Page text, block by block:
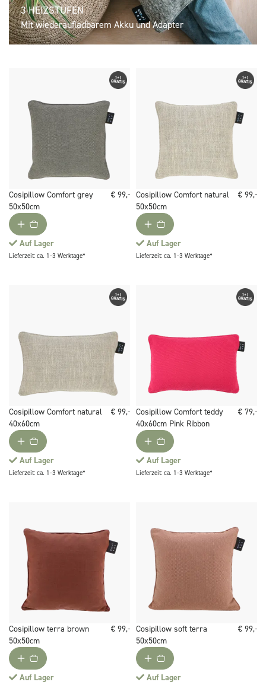
3 HEIZSTUFEN
Mit wiederaufladbarem Akku und Adapter
Cosipillow Comfort grey
50x50cm
€ 99,-
Auf Lager
Lieferzeit: ca. 1-3 Werktage*
Cosipillow Comfort natural
50x50cm
€ 99,-
Auf Lager
Lieferzeit: ca. 1-3 Werktage*
Cosipillow Comfort natural
40x60cm
€ 99,-
Auf Lager
Lieferzeit: ca. 1-3 Werktage*
Cosipillow Comfort teddy
40x60cm Pink Ribbon
€ 79,-
Auf Lager
Lieferzeit: ca. 1-3 Werktage*
Cosipillow terra brown
50x50cm
€ 99,-
Auf Lager
Cosipillow soft terra
50x50cm
€ 99,-
Auf Lager